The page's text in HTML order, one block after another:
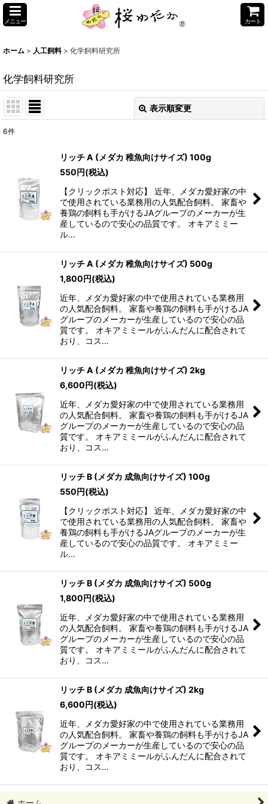
メニュー カート
ホーム > 人工飼料 > 化学飼料研究所
化学飼料研究所
表示順変更
並び順
絞り込む
6件
リッチ A (メダカ 稚魚向けサイズ) 100g
550円(税込)
【クリックポスト対応】 近年、メダカ愛好家の中
で使用されている業務用の人気配合飼料。 家畜や
養鶏の飼料も手がけるJAグループのメーカーが生
産しているので安心の品質です。 オキアミミー
ル…
リッチ A (メダカ 稚魚向けサイズ) 500g
1,800円(税込)
近年、メダカ愛好家の中で使用されている業務用
の人気配合飼料。 家畜や養鶏の飼料も手がけるJA
グループのメーカーが生産しているので安心の品
質です。 オキアミミールがふんだんに配合されて
おり、コス…
リッチ A (メダカ 稚魚向けサイズ) 2kg
6,600円(税込)
近年、メダカ愛好家の中で使用されている業務用
の人気配合飼料。 家畜や養鶏の飼料も手がけるJA
グループのメーカーが生産しているので安心の品
質です。 オキアミミールがふんだんに配合されて
おり、コス…
リッチ B (メダカ 成魚向けサイズ) 100g
550円(税込)
【クリックポスト対応】 近年、メダカ愛好家の中
で使用されている業務用の人気配合飼料。 家畜や
養鶏の飼料も手がけるJAグループのメーカーが生
産しているので安心の品質です。 オキアミミー
ル…
リッチ B (メダカ 成魚向けサイズ) 500g
1,800円(税込)
近年、メダカ愛好家の中で使用されている業務用
の人気配合飼料。 家畜や養鶏の飼料も手がけるJA
グループのメーカーが生産しているので安心の品
質です。 オキアミミールがふんだんに配合されて
おり、コス…
リッチ B (メダカ 成魚向けサイズ) 2kg
6,600円(税込)
近年、メダカ愛好家の中で使用されている業務用
の人気配合飼料。 家畜や養鶏の飼料も手がけるJA
グループのメーカーが生産しているので安心の品
質です。 オキアミミールがふんだんに配合されて
おり、コス…